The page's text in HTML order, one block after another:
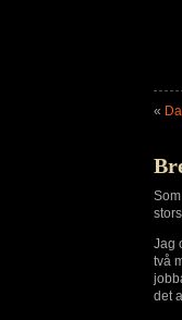
«
Jag
två
det